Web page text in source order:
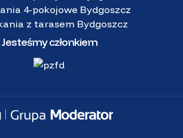
4-pokojowe Bydgoszcz
z tarasem Bydgoszcz
Jesteśmy członkiem